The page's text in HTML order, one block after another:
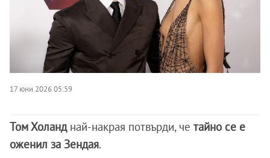
17 юни 2026 05:59
Том Холанднай-накрая потвърди, че тайно се е
оженил за Зендая.